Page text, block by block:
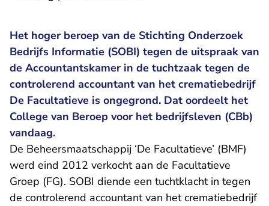
Het hoger beroep van de Stichting Onderzoek
Bedrijfs Informatie (SOBI) tegen de uitspraak van
de Accountantskamer in de tuchtzaak tegen de
controlerend accountant van het crematiebedrijf
De Facultatieve is ongegrond. Dat oordeelt het
College van Beroep voor het bedrijfsleven (CBb)
vandaag.
De Beheersmaatschappij ‘De Facultatieve’ (BMF)
werd eind 2012 verkocht aan de Facultatieve
Groep (FG). SOBI diende een tuchtklacht in tegen
de controlerend accountant van het crematiebedrijf